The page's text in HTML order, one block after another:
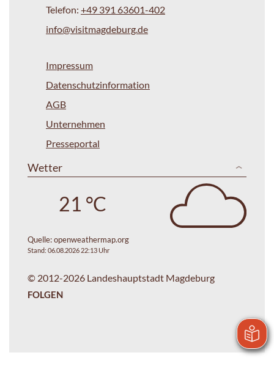
Telefon: +49 391 63601-402
info@visitmagdeburg.de
Impressum
Datenschutzinformation
AGB
Unternehmen
Presseportal
Wetter
21 °C
Quelle:openweathermap.org
Stand: 06.08.2026 22:13 Uhr
© 2012-2026 Landeshauptstadt Magdeburg
FOLGEN